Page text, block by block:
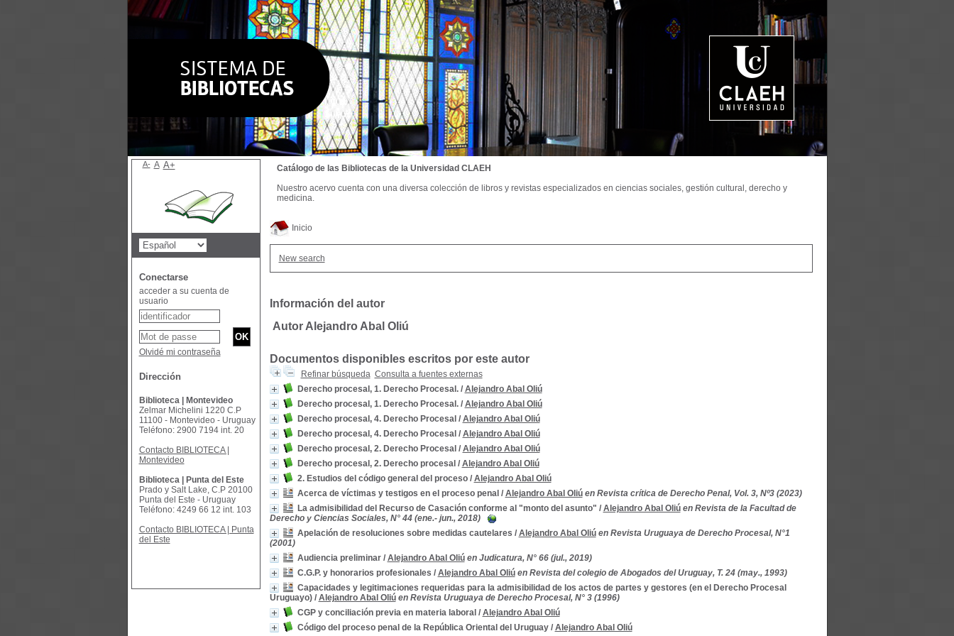
Inicio
New search
Información del autor
Autor Alejandro Abal Oliú
Documentos disponibles escritos por este autor
Refinar búsqueda Consulta a fuentes externas
Derecho procesal, 1. Derecho Procesal./ Alejandro Abal Oliú
Derecho procesal, 1. Derecho Procesal./ Alejandro Abal Oliú
Derecho procesal, 4. Derecho Procesal / Alejandro Abal Oliú
Derecho procesal, 4. Derecho Procesal / Alejandro Abal Oliú
Derecho procesal, 2. Derecho Procesal / Alejandro Abal Oliú
Derecho procesal, 2. Derecho procesal / Alejandro Abal Oliú
2. Estudios del código general del proceso/ Alejandro Abal Oliú
Acerca de víctimas y testigos en el proceso penal / Alejandro Abal Oliú en Revista crítica de Derecho Penal, Vol. 3, Nº3 (2023)
La admisibilidad del Recurso de Casación conforme al "monto del asunto" / Alejandro Abal Oliú en Revista de la Facultad de
Derecho y Ciencias Sociales, N° 44 (ene.- jun., 2018)
Apelación de resoluciones sobre medidas cautelares / Alejandro Abal Oliú en Revista Uruguaya de Derecho Procesal, N°1
(2001)
Audiencia preliminar/ Alejandro Abal Oliú en Judicatura, N° 66 (jul., 2019)
C.G.P. y honorarios profesionales / Alejandro Abal Oliú en Revista del colegio de Abogados del Uruguay, T. 24 (may., 1993)
Capacidades y legitimaciones requeridas para la admisibilidad de los actos de partes y gestores (en el Derecho Procesal
Uruguayo)/ Alejandro Abal Oliú en Revista Uruguaya de Derecho Procesal, N° 3 (1996)
CGP y conciliación previa en materia laboral / Alejandro Abal Oliú
Código del proceso penal de la República Oriental del Uruguay/ Alejandro Abal Oliú
Catálogo de las Bibliotecas de la Universidad CLAEH
Nuestro acervo cuenta con una diversa colección de libros y revistas especializados en ciencias sociales, gestión cultural, derecho y
medicina.
A- A A+
Conectarse
acceder a su cuenta de
usuario
Olvidé mi contraseña
Dirección
Biblioteca | Montevideo
Zelmar Michelini 1220 C.P
11100 - Montevideo - Uruguay
Teléfono: 2900 7194 int. 20
Contacto BIBLIOTECA |
Montevideo
Biblioteca | Punta del Este
Prado y Salt Lake, C.P 20100
Punta del Este - Uruguay
Teléfono: 4249 66 12 int. 103
Contacto BIBLIOTECA | Punta
del Este